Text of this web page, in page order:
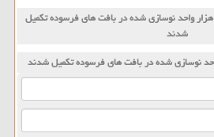
25 هزار واحد نوسازی شده در بافت های فرسوده تکمیل
شدند